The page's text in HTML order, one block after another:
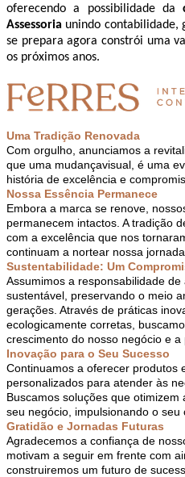
oferecendo a possibilidade da
Assessoria unindo contabilidade,
se prepara agora constrói uma
os próximos anos.
Uma Tradição Renovada
Com orgulho, anunciamos a
que uma mudançavisual, é uma
história de excelência e
Nossa Essência Permanece
Embora a marca se renove,
permanecem intactos. A tradição
com a excelência que nos
continuam a nortear nossa jornada.
Sustentabilidade: Um
Assumimos a responsabilidade
sustentável, preservando o meio
gerações. Através de práticas
ecologicamente corretas,
crescimento do nosso negócio e a
Inovação para o Seu Sucesso
Continuamos a oferecer produtos
personalizados para atender às
Buscamos soluções que
seu negócio, impulsionando o seu
Gratidão e Jornadas Futuras
Agradecemos a confiança de
motivam a seguir em frente com
construiremos um futuro de